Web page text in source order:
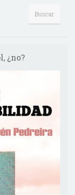
¿no?